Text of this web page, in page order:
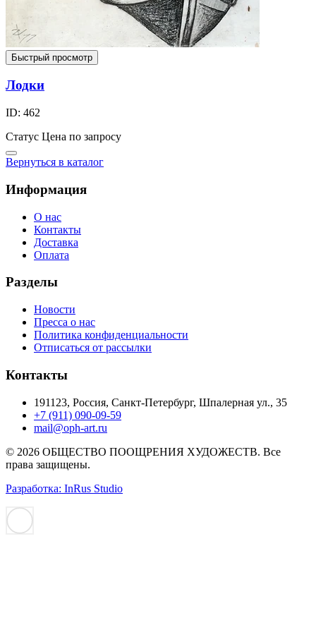
Быстрый просмотр
Лодки
ID: 462
Статус Цена по запросу
Вернуться в каталог
Информация
О нас
Контакты
Доставка
Оплата
Разделы
Новости
Пресса о нас
Политика конфиденциальности
Отписаться от рассылки
Контакты
191123, Россия, Санкт-Петербург, Шпалерная ул., 35
+7 (911) 090-09-59
mail@oph-art.ru
© 2026 ОБЩЕСТВО ПООЩРЕНИЯ ХУДОЖЕСТВ. Все
права защищены.
Разработка: InRus Studio